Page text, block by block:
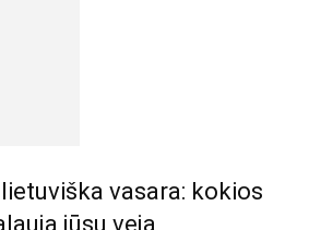
vasara: kokios
jūsų veja